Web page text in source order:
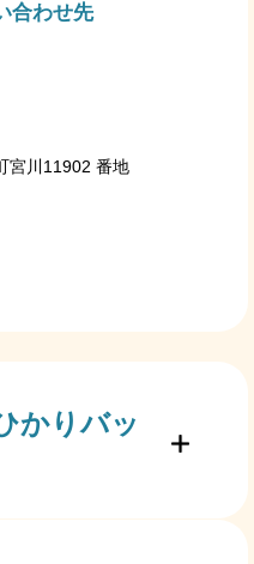
合わせ先
宮川11902 番地
かりバッ